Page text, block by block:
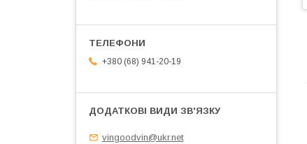
+380 (68) 941-20-19
vingoodvin@ukr.net